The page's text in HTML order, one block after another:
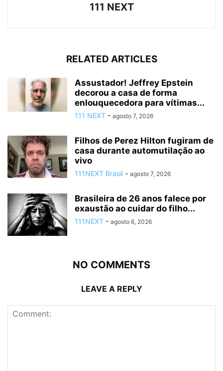
111 NEXT
RELATED ARTICLES
Assustador! Jeffrey Epstein
decorou a casa de forma
enlouquecedora para vítimas...
111 NEXT - agosto 7, 2026
Filhos de Perez Hilton fugiram de
casa durante automutilação ao
vivo
111NEXT Brasil - agosto 7, 2026
Brasileira de 26 anos falece por
exaustão ao cuidar do filho...
111NEXT - agosto 6, 2026
NO COMMENTS
LEAVE A REPLY